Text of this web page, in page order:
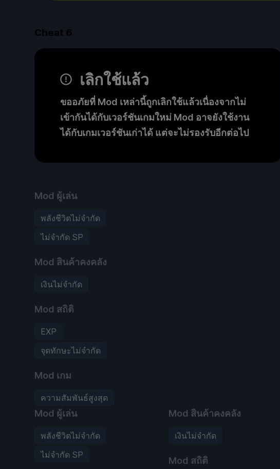
Cheat 6
เลิกใช้แล้ว
ขออภัยที่ Mod เหล่านี้ถูกเลิกใช้แล้วเนื่องจากไม่
เข้ากันได้กับเวอร์ชันเกมใหม่ Mod อาจยังใช้งาน
ได้กับเกมเวอร์ชันเก่าได้ แต่จะไม่รองรับอีกต่อไป
Mod ผู้เล่น
พลังชีวิตไม่จำกัด
ไม่จำกัด SP
Mod สินค้าคงคลัง
เงินไม่จำกัด
Mod สถิติ
EXP
จุดทักษะไม่จำกัด
Mod เกม
ความสัมพันธ์สูงสุด
Mod ผู้เล่น
พลังชีวิตไม่จำกัด
ไม่จำกัด SP
Mod สินค้าคงคลัง
เงินไม่จำกัด
Mod สถิติ